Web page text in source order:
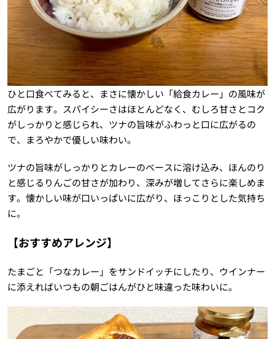
ひと口食べてみると、まさに懐かしい「給食カレー」の風味が
広がります。スパイシーさはほとんどなく、むしろ甘さとコク
がしっかりと感じられ、ツナの旨味がふわっと口に広がるの
で、まろやかで優しい味わい。
ツナの旨味がしっかりとカレーのベースに溶け込み、ほんのり
と感じるりんごの甘さが加わり、深みが増してさらに楽しめま
す。懐かしい味が口いっぱいに広がり、ほっこりとした気持ち
に。
【おすすめアレンジ】
たまごと「つなカレー」をサンドイッチにしたり、ウインナー
に添えればいつもの朝ごはんがひと味違った味わいに。